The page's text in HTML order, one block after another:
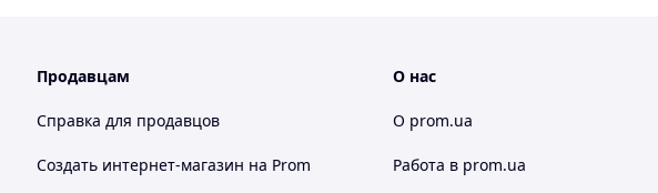
Продавцам
Справка для продавцов
Создать интернет-магазин на Prom
О нас
О prom.ua
Работа в prom.ua